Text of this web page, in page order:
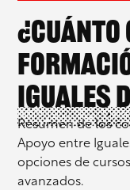
Iguales
Resumen de los
Apoyo entre
opciones de
avanzados.